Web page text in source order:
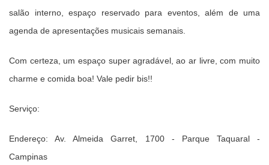
salão interno, espaço reservado para eventos, além de uma
agenda de apresentações musicais semanais.
Com certeza, um espaço super agradável, ao ar livre, com muito
charme e comida boa! Vale pedir bis!!
Serviço:
Endereço: Av.Almeida Garret, 1700 - Parque Taquaral -
Campinas